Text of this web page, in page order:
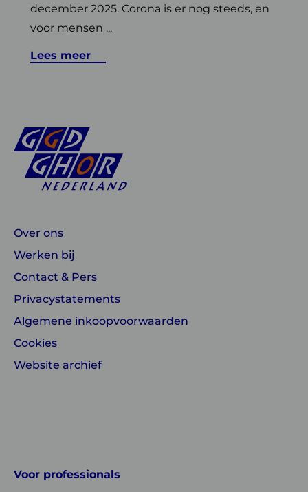
december 2025. Corona is er nog steeds, en
voor mensen ...
Lees meer
Over ons
Werken bij
Contact & Pers
Privacystatements
Algemene inkoopvoorwaarden
Cookies
Website archief
GHOR
GHOR
Voor professionals